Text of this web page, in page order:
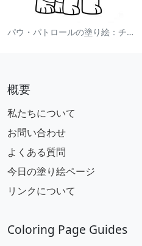
パウ・パトロールの塗り絵：チェイス
概要
私たちについて
お問い合わせ
よくある質問
今日の塗り絵ページ
リンクについて
Coloring Page Guides